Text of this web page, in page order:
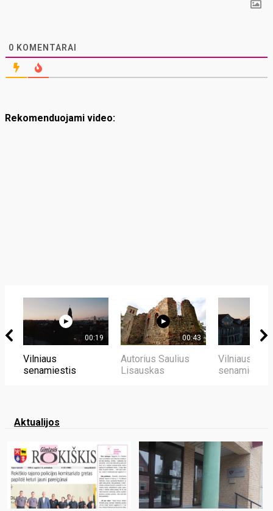
0 KOMENTARAI
Rekomenduojami video:
00:19
Vilniaus
senamiestis
00:43
Autorius Saulius
Lisauskas
Vilniaus
senamiestis
Aktualijos